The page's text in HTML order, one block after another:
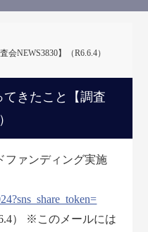
NEWS3830】（R6.6.4）
きたこと【調査
ァンディング実施
） ※このメールには